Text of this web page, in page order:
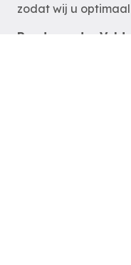
zodat wij u
Ruud van der